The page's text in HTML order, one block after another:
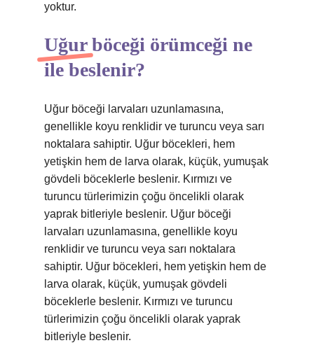
yoktur.
Uğur böceği örümceği ne
ile beslenir?
Uğur böceği larvaları uzunlamasına,
genellikle koyu renklidir ve turuncu veya sarı
noktalara sahiptir. Uğur böcekleri, hem
yetişkin hem de larva olarak, küçük, yumuşak
gövdeli böceklerle beslenir. Kırmızı ve
turuncu türlerimizin çoğu öncelikli olarak
yaprak bitleriyle beslenir. Uğur böceği
larvaları uzunlamasına, genellikle koyu
renklidir ve turuncu veya sarı noktalara
sahiptir. Uğur böcekleri, hem yetişkin hem de
larva olarak, küçük, yumuşak gövdeli
böceklerle beslenir. Kırmızı ve turuncu
türlerimizin çoğu öncelikli olarak yaprak
bitleriyle beslenir.